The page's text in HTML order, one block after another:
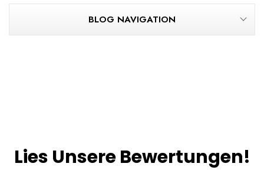
BLOG NAVIGATION
Lies Unsere Bewertungen!